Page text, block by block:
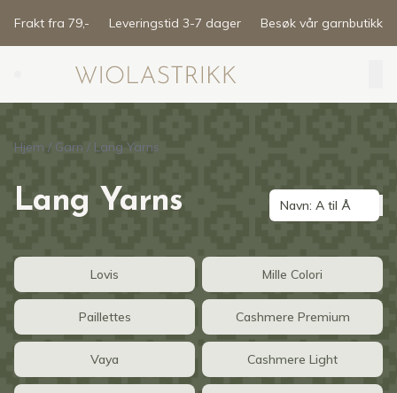
Frakt fra 79,- Leveringstid 3-7 dager Besøk vår garnbutikk
Search (⌘K)
Hjem / Garn / Lang Yarns
Lang Yarns Navn: A til Å
Lovis Mille Colori
Paillettes Cashmere Premium
Vaya Cashmere Light